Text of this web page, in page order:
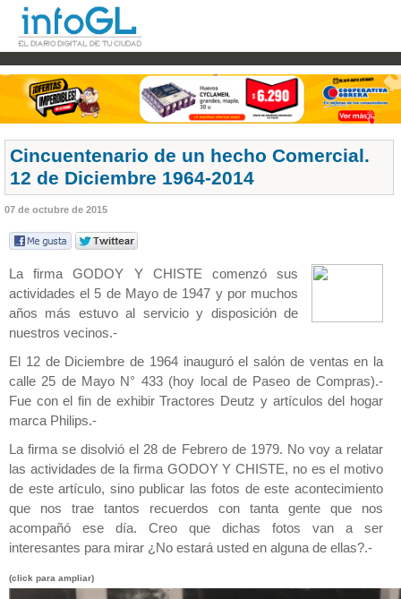
Cincuentenario de un hecho Comercial.
12 de Diciembre 1964-2014
07 de octubre de 2015
La firma GODOY Y CHISTE comenzó sus
actividades el 5 de Mayo de 1947 y por muchos
años más estuvo al servicio y disposición de
nuestros vecinos.-
El 12 de Diciembre de 1964 inauguró el salón de ventas en la
calle 25 de Mayo N° 433 (hoy local de Paseo de Compras).-
Fue con el fin de exhibir Tractores Deutz y artículos del hogar
marca Philips.-
La firma se disolvió el 28 de Febrero de 1979. No voy a relatar
las actividades de la firma GODOY Y CHISTE, no es el motivo
de este artículo, sino publicar las fotos de este acontecimiento
que nos trae tantos recuerdos con tanta gente que nos
acompañó ese día. Creo que dichas fotos van a ser
interesantes para mirar ¿No estará usted en alguna de ellas?.-
(click para ampliar)